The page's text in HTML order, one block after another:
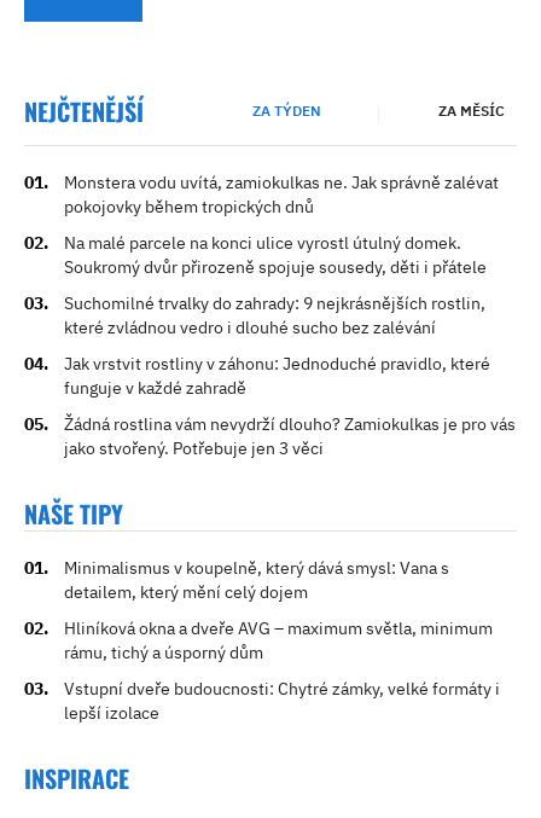
NEJČTENĚJŠÍ ZA TÝDEN ZA MĚSÍC
Monstera vodu uvítá, zamiokulkas ne. Jak správně zalévat
pokojovky během tropických dnů
Na malé parcele na konci ulice vyrostl útulný domek.
Soukromý dvůr přirozeně spojuje sousedy, děti i přátele
Suchomilné trvalky do zahrady: 9 nejkrásnějších rostlin,
které zvládnou vedro i dlouhé sucho bez zalévání
Jak vrstvit rostliny v záhonu: Jednoduché pravidlo, které
funguje v každé zahradě
Žádná rostlina vám nevydrží dlouho? Zamiokulkas je pro vás
jako stvořený. Potřebuje jen 3 věci
NAŠE TIPY
Minimalismus v koupelně, který dává smysl: Vana s
detailem, který mění celý dojem
Hliníková okna a dveře AVG – maximum světla, minimum
rámu, tichý a úsporný dům
Vstupní dveře budoucnosti: Chytré zámky, velké formáty i
lepší izolace
INSPIRACE